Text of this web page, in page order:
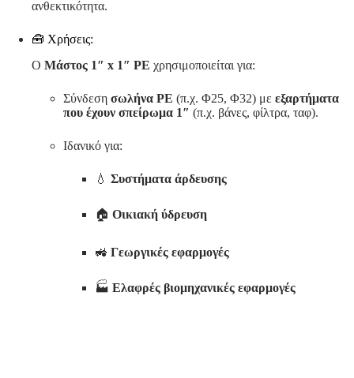
ανθεκτικότητα.
🧰 Χρήσεις:
Ο Μάστος 1″ x 1″ ΡΕ χρησιμοποιείται για:
Σύνδεση σωλήνα PE (π.χ. Φ25, Φ32) με εξαρτήματα
που έχουν σπείρωμα 1″ (π.χ. βάνες, φίλτρα, ταφ).
Ιδανικό για:
💧 Συστήματα άρδευσης
🏠 Οικιακή ύδρευση
🚜 Γεωργικές εφαρμογές
🏭 Ελαφρές βιομηχανικές εφαρμογές